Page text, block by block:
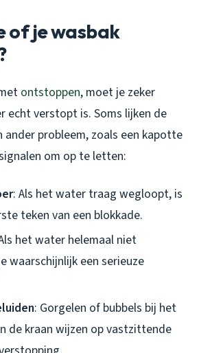
of je wasbak
ontstoppen, moet je zeker
echt verstopt is. Soms lijken de
ander probleem, zoals een kapotte
om op te letten:
: Als het water traag wegloopt, is
teken van een blokkade.
het water helemaal niet
waarschijnlijk een serieuze
: Gorgelen of bubbels bij het
de kraan wijzen op vastzittende